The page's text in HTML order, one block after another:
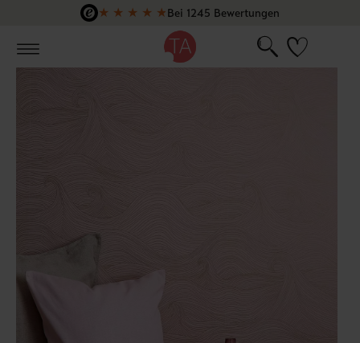
Zum Hauptinhalt springen
★ ★ ★ ★ ★Bei 1245 Bewertungen